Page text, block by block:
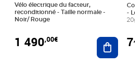
Vélo électrique du facteur,
reconditionné - Taille normale -
Noir/ Rouge
1 490,00€ Ajouter
-
7